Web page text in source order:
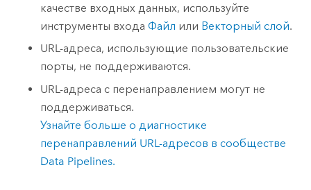
качестве входных данных, используйте
инструменты входаФайл или Векторный слой.
URL-адреса, использующие пользовательские
порты, не поддерживаются.
URL-адреса с перенаправлением могут не
поддерживаться.
Узнайте больше о диагностике
перенаправлений URL-адресов в сообществе
Data Pipelines.